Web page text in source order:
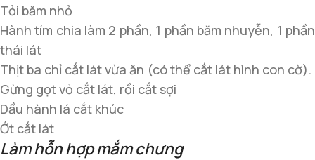
Tỏi băm nhỏ
Hành tím chia làm 2 phần, 1 phần băm nhuyễn, 1 phần
thái lát
Thịt ba chỉ cắt lát vừa ăn (có thể cắt lát hình con cờ).
Gừng gọt vỏ cắt lát, rồi cắt sợi
Dầu hành lá cắt khúc
Ớt cắt lát
Làm hỗn hợp mắm chưng